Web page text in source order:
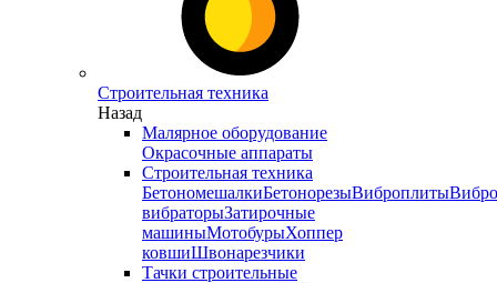
Строительная техника
Назад
Малярное оборудование
Окрасочные аппараты
Строительная техника
БетономешалкиБетонорезыВиброплиты
вибраторыЗатирочные
машиныМотобурыХоппер
ковшиШвонарезчики
Тачки строительные